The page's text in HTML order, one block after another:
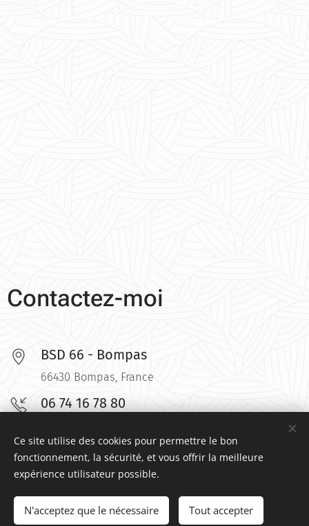
Contactez-moi
BSD 66 - Bompas
66430 Bompas, France
06 74 16 78 80
xxx@gmail.com
© 2026 Budo Systeme Defense international. Tous droits réservés.
Ce site utilise des cookies pour permettre le bon
fonctionnement, la sécurité, et vous offrir la meilleure
expérience utilisateur possible.
N'acceptez que le nécessaire Tout accepter